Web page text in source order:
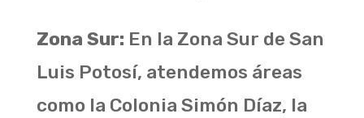
Zona Sur: En la Zona Sur de San
Luis Potosí, atendemos áreas
como la Colonia Simón Díaz, la